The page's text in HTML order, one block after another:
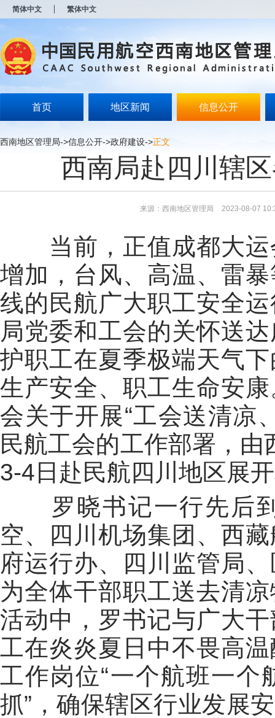
简体中文 繁体中文
首页 地区新闻 信息公开
西南地区管理局->信息公开->政府建设->正文
西南局赴四川辖
来源：西南地区管理局 2023-08-07
当前，正值成都大
增加，台风、高温、雷
线的民航广大职工安全
局党委和工会的关怀送
护职工在夏季极端天气
生产安全、职工生命安
会关于开展“工会送清凉
民航工会的工作部署，
3-4 日赴民航四川地区展
罗晓书记一行先后
空、四川机场集团、西
府运行办、四川监管局
为全体干部职工送去清
活动中，罗书记与广大
工在炎炎夏日中不畏高
工作岗位“一个航班一个
抓” ，确保辖区行业发展
开
无
障
说
按
Alt
键